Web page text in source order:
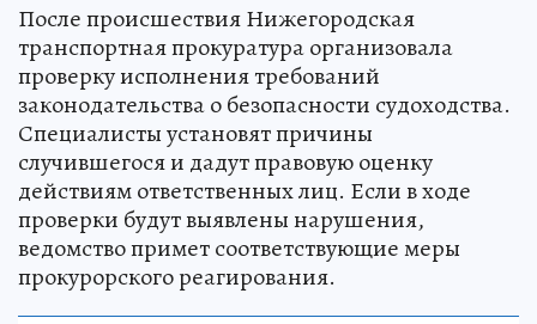
После происшествия Нижегородская
транспортная прокуратура организовала
проверку исполнения требований
законодательства о безопасности судоходства.
Специалисты установят причины
случившегося и дадут правовую оценку
действиям ответственных лиц. Если в ходе
проверки будут выявлены нарушения,
ведомство примет соответствующие меры
прокурорского реагирования.